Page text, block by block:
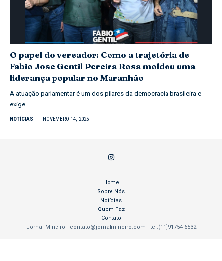
O papel do vereador: Como a trajetória de
Fabio Jose Gentil Pereira Rosa moldou uma
liderança popular no Maranhão
A atuação parlamentar é um dos pilares da democracia brasileira e
exige…
NOTÍCIAS NOVEMBRO 14, 2025
Jornal Mineiro - contato@jornalmineiro.com - tel.(11)91754-6532
Home
Sobre Nós
Notícias
Quem Faz
Contato